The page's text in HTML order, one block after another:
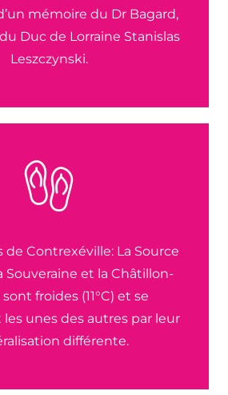
mémoire du Dr Bagard,
Duc de Lorraine Stanislas
Leszczynski.
de Contrexéville: La Source
Souveraine et la Châtillon-
froides (11°C) et se
unes des autres par leur
différente.